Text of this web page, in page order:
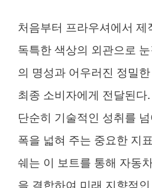
처음부터 프라우셔에서 제
독특한 색상의 외관으로
의 명성과 어우러진 정밀
최종 소비자에게 전달된다
단순히 기술적인 성취를
폭을 넓혀 주는 중요한 지
쉐는 이 보트를 통해 자동
을 결합하여 미래 지향적